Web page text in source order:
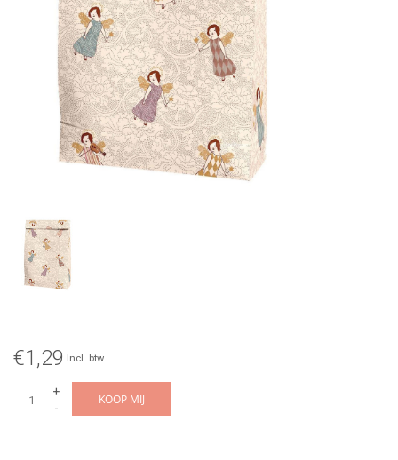
€1,29 Incl. btw
+
-
KOOP MIJ